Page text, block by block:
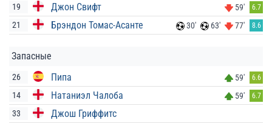
19 Джон Свифт 59' 6.7
21 Брэндон Томас-Асанте 30' 63' 77' 8.6
Запасные
26 Пипа 59' 6.6
14 Натаниэл Чалоба 59' 6.7
33 Джош Гриффитс